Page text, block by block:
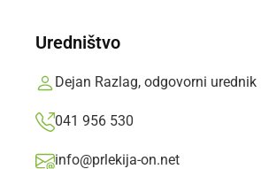
Uredništvo
Dejan Razlag, odgovorni urednik
041 956 530
info@prlekija-on.net